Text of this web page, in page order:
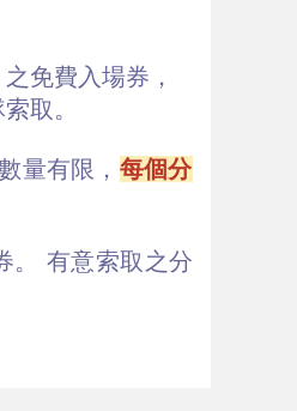
免費入場券，
取。
量有限， 每個分
。 有意索取之分